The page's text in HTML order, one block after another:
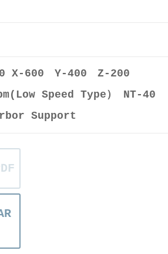
X-600 Y-400 Z-200
Speed Type） NT-40
Support